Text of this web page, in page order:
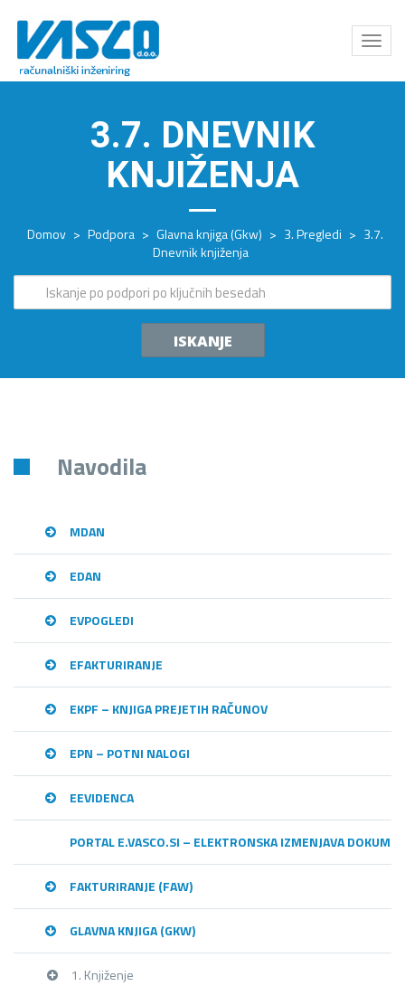
Odpri
meni
3.7. DNEVNIK
KNJIŽENJA
Domov > Podpora > Glavna knjiga (Gkw) > 3. Pregledi > 3.7.
Dnevnik knjiženja
ISKANJE
Navodila
MDAN
EDAN
EVPOGLEDI
EFAKTURIRANJE
EKPF – KNJIGA PREJETIH RAČUNOV
EPN – POTNI NALOGI
EEVIDENCA
PORTAL E.VASCO.SI – ELEKTRONSKA IZMENJAVA
FAKTURIRANJE (FAW)
GLAVNA KNJIGA (GKW)
1. Knjiženje